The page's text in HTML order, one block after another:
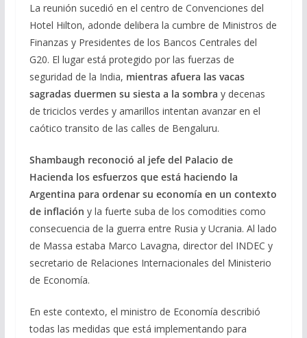
La reunión sucedió en el centro de Convenciones del
Hotel Hilton, adonde delibera la cumbre de Ministros de
Finanzas y Presidentes de los Bancos Centrales del
G20. El lugar está protegido por las fuerzas de
seguridad de la India, mientras afuera las vacas
sagradas duermen su siesta a la sombra y decenas
de triciclos verdes y amarillos intentan avanzar en el
caótico transito de las calles de Bengaluru.
Shambaugh reconoció al jefe del Palacio de
Hacienda los esfuerzos que está haciendo la
Argentina para ordenar su economía en un contexto
de inflación y la fuerte suba de los comodities como
consecuencia de la guerra entre Rusia y Ucrania. Al lado
de Massa estaba Marco Lavagna, director del INDEC y
secretario de Relaciones Internacionales del Ministerio
de Economía.
En este contexto, el ministro de Economía describió
todas las medidas que está implementando para